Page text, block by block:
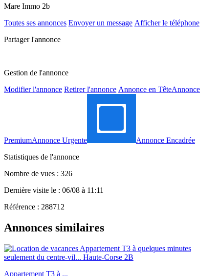
Mare Immo 2b
Toutes ses annonces Envoyer un message Afficher le téléphone
Partager l'annonce
Gestion de l'annonce
Modifier l'annonce Retirer l'annonce Annonce en TêteAnnonce
PremiumAnnonce Urgente
Annonce Encadrée
Statistiques de l'annonce
Nombre de vues : 326
Dernière visite le : 06/08 à 11:11
Référence : 288712
Annonces similaires
Appartement T3 à ...